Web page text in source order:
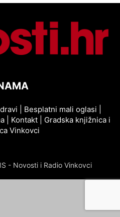
Besplatni mali oglasi
| Kontakt| Gradska knjižnica i
Vinkovci
- Novosti i Radio Vinkovci